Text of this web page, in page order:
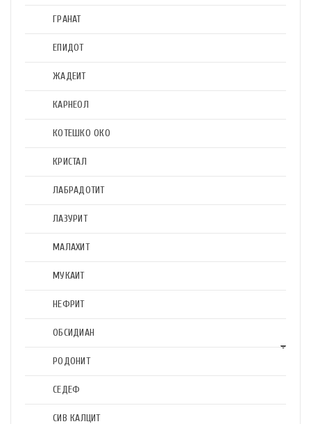
ГРАНАТ
ЕПИДОТ
ЖАДЕИТ
КАРНЕОЛ
КОТЕШКО ОКО
КРИСТАЛ
ЛАБРАДОТИТ
ЛАЗУРИТ
МАЛАХИТ
МУКАИТ
НЕФРИТ
ОБСИДИАН
РОДОНИТ
СЕДЕФ
СИВ КАЛЦИТ